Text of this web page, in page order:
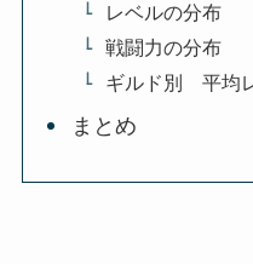
レベルの分布
戦闘力の分布
ギルド別 平均
まとめ